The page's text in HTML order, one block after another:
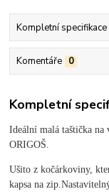
Kompletní specifikace
Komentáře 0
Kompletní
Ideální malá taštička na
ORIGOŠ.
Ušito z kočárkoviny,
kapsa na